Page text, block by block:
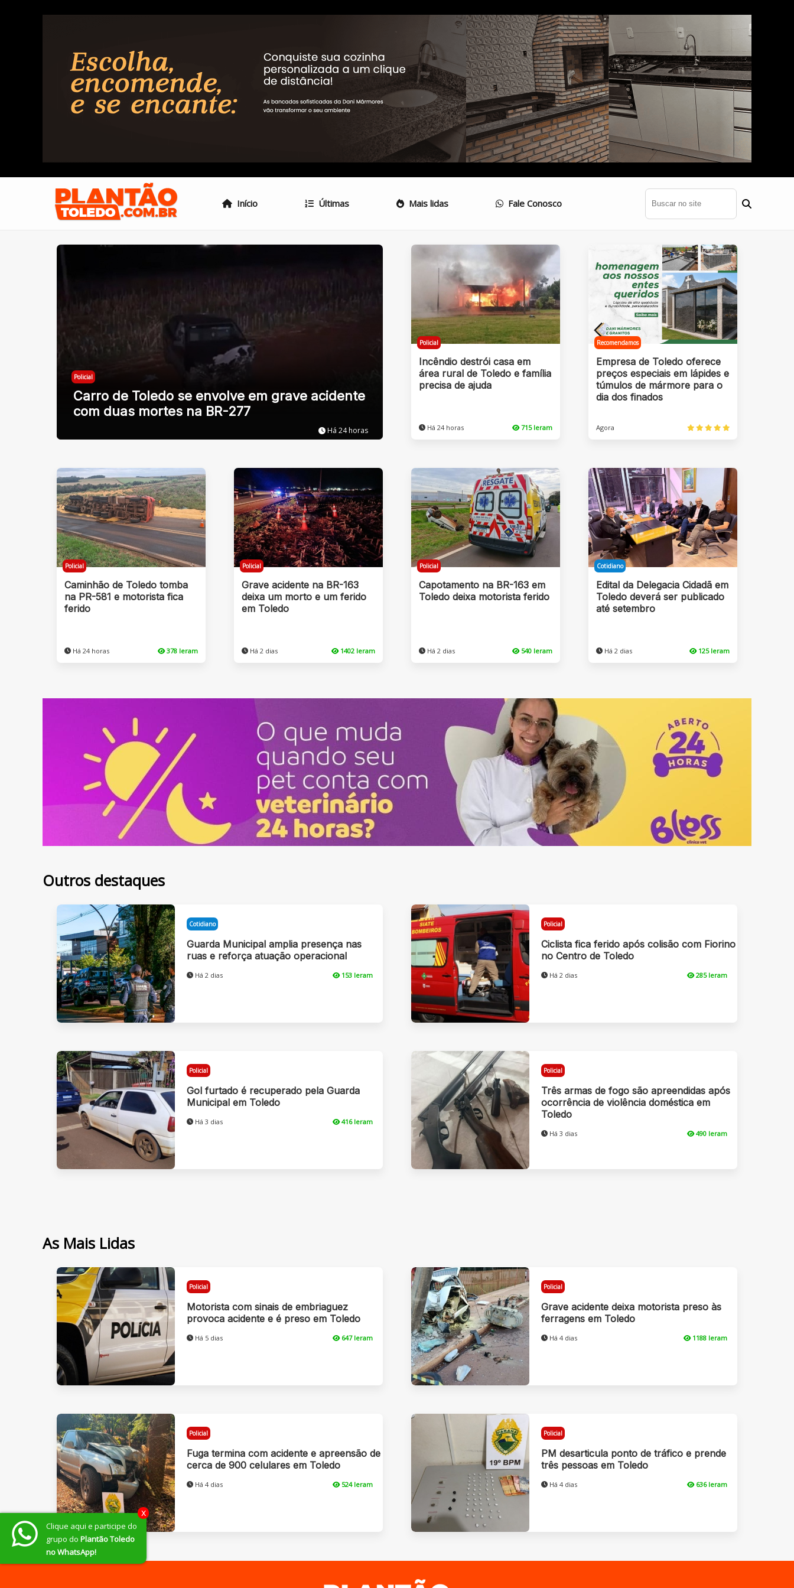
Início Últimas Mais lidas Fale Conosco
Policial
Carro de Toledo se envolve em grave acidente
com duas mortes na BR-277
Há 24 horas
Policial
Incêndio destrói casa em
área rural de Toledo e família
precisa de ajuda
Há 24 horas 715 leram
Recomendamos
Empresa de Toledo oferece
preços especiais em lápides e
túmulos de mármore para o
dia dos finados
Agora
Policial
Caminhão de Toledo tomba
na PR-581 e motorista fica
ferido
Há 24 horas 378 leram
Policial
Grave acidente na BR-163
deixa um morto e um ferido
em Toledo
Há 2 dias 1402 leram
Policial
Capotamento na BR-163 em
Toledo deixa motorista ferido
Há 2 dias 540 leram
Cotidiano
Edital da Delegacia Cidadã em
Toledo deverá ser publicado
até setembro
Há 2 dias 125 leram
Outros destaques
Cotidiano
Guarda Municipal amplia presença nas
ruas e reforça atuação operacional
Há 2 dias 153 leram
Policial
Ciclista fica ferido após colisão com Fiorino
no Centro de Toledo
Há 2 dias 285 leram
Policial
Gol furtado é recuperado pela Guarda
Municipal em Toledo
Há 3 dias 416 leram
Policial
Três armas de fogo são apreendidas após
ocorrência de violência doméstica em
Toledo
Há 3 dias 490 leram
As Mais Lidas
Policial
Motorista com sinais de embriaguez
provoca acidente e é preso em Toledo
Há 5 dias 647 leram
Policial
Grave acidente deixa motorista preso às
ferragens em Toledo
Há 4 dias 1188 leram
Policial
Fuga termina com acidente e apreensão de
cerca de 900 celulares em Toledo
Há 4 dias 524 leram
Policial
PM desarticula ponto de tráfico e prende
três pessoas em Toledo
Há 4 dias 636 leram
Clique aqui e participe do
grupo do Plantão Toledo
no WhatsApp!
x